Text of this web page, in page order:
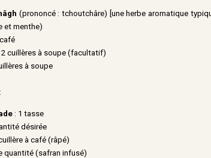
(prononcé : tchoutchâre) [une herbe aromatique
et menthe)
2 cuillères à soupe (facultatif)
à soupe
:
: 1 tasse
désirée
à café (râpé)
quantité (safran infusé)